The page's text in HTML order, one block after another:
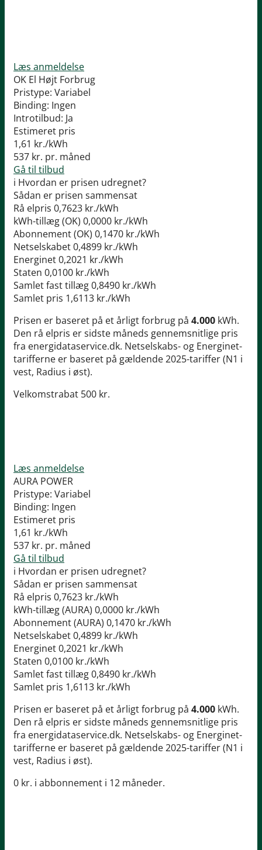
Læs anmeldelse
OK El Højt Forbrug
Pristype: Variabel
Binding: Ingen
Introtilbud: Ja
Estimeret pris
1,61 kr./kWh
537 kr. pr. måned
Gå til tilbud
i Hvordan er prisen udregnet?
Sådan er prisen sammensat
Rå elpris 0,7623 kr./kWh
kWh-tillæg (OK) 0,0000 kr./kWh
Abonnement (OK) 0,1470 kr./kWh
Netselskabet0,4899 kr./kWh
Energinet0,2021 kr./kWh
Staten 0,0100 kr./kWh
Samlet fast tillæg0,8490 kr./kWh
Samlet pris 1,6113 kr./kWh
Prisen er baseret på et årligt forbrug på 4.000 kWh.
Den rå elpris er sidste måneds gennemsnitlige pris
fra energidataservice.dk. Netselskabs- og Energinet-
tarifferne er baseret på gældende 2025-tariffer (N1 i
vest, Radius i øst).
Velkomstrabat 500 kr.
Læs anmeldelse
AURA POWER
Pristype: Variabel
Binding: Ingen
Estimeret pris
1,61 kr./kWh
537 kr. pr. måned
Gå til tilbud
i Hvordan er prisen udregnet?
Sådan er prisen sammensat
Rå elpris 0,7623 kr./kWh
kWh-tillæg (AURA) 0,0000 kr./kWh
Abonnement (AURA) 0,1470 kr./kWh
Netselskabet0,4899 kr./kWh
Energinet0,2021 kr./kWh
Staten 0,0100 kr./kWh
Samlet fast tillæg0,8490 kr./kWh
Samlet pris 1,6113 kr./kWh
Prisen er baseret på et årligt forbrug på 4.000 kWh.
Den rå elpris er sidste måneds gennemsnitlige pris
fra energidataservice.dk. Netselskabs- og Energinet-
tarifferne er baseret på gældende 2025-tariffer (N1 i
vest, Radius i øst).
0 kr. i abbonnement i 12 måneder.